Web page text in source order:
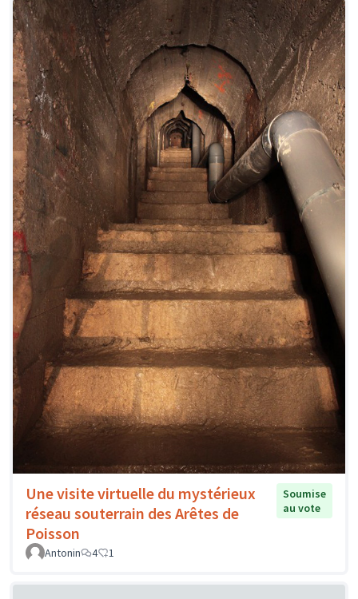
Une visite virtuelle du mystérieux
réseau souterrain des Arêtes de
Poisson
Soumise
au vote
Antonin 4 1